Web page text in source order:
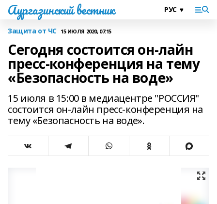
Аургазинский вестник
Защита от ЧС 15 ИЮЛЯ 2020, 07:15
Сегодня состоится он-лайн
пресс-конференция на тему
«Безопасность на воде»
15 июля в 15:00 в медиацентре "РОССИЯ"
состоится он-лайн пресс-конференция на
тему «Безопасность на воде».